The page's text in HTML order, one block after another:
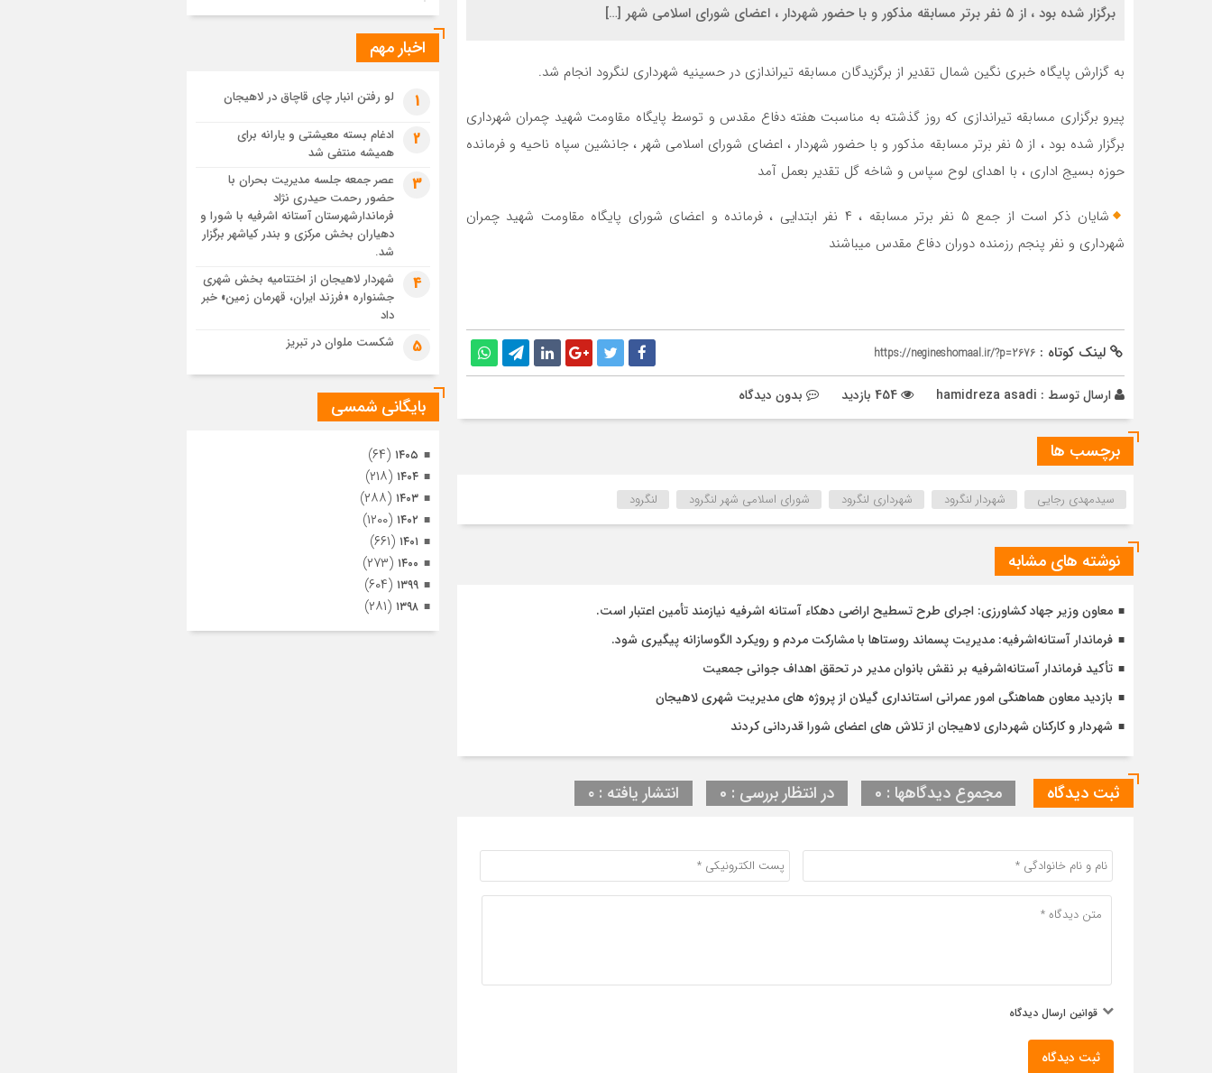
برگزار شده بود ، از ۵ نفر برتر مسابقه مذکور و با حضور شهردار ، اعضای شورای اسلامی شهر […]
به گزارش پایگاه خبری نگین شمال تقدیر از برگزیدگان مسابقه تیراندازی در حسینیه شهرداری لنگرود انجام شد.
پیرو برگزاری مسابقه تیراندازی که روز گذشته به مناسبت هفته دفاع مقدس و توسط پایگاه مقاومت شهید چمران شهرداری
برگزار شده بود ، از ۵ نفر برتر مسابقه مذکور و با حضور شهردار ، اعضای شورای اسلامی شهر ، جانشین سپاه ناحیه و فرمانده
حوزه بسیج اداری ، با اهدای لوح سپاس و شاخه گل تقدیر بعمل آمد
شایان ذکر است از جمع ۵ نفر برتر مسابقه ، ۴ نفر ابتدایی ، فرمانده و اعضای شورای پایگاه مقاومت شهید چمران
شهرداری و نفر پنجم رزمنده دوران دفاع مقدس میباشند
لینک کوتاه : https://negineshomaal.ir/?p=2676
ارسال توسط : hamidreza asadi بدون دیدگاه
برچسب ها
سیدمهدی رجایی شهردار لنگرود شهرداری لنگرود شورای اسلامی شهر لنگرود لنگرود
نوشته های مشابه
معاون وزیر جهاد کشاورزی: اجرای طرح تسطیح اراضی دهکاء آستانه اشرفیه نیازمند تأمین اعتبار است.
فرماندار آستانه‌اشرفیه: مدیریت پسماند روستاها با مشارکت مردم و رویکرد الگوسازانه پیگیری شود.
تأکید فرماندار آستانه‌اشرفیه بر نقش بانوان مدیر در تحقق اهداف جوانی جمعیت
بازدید معاون هماهنگی امور عمرانی استانداری گیلان از پروژه های مدیریت شهری لاهیجان
شهردار و کارکنان شهرداری لاهیجان از تلاش های اعضای شورا قدردانی کردند
ثبت دیدگاه مجموع دیدگاهها : 0 در انتظار بررسی : 0 انتشار یافته : ۰
قوانین ارسال دیدگاه
ثبت دیدگاه
پیکر مطهر رهبر شهید انقلاب در حرم مطهر
رضوی آرام گرفت
آخر در آستان امام رئوف
تصاویر هوایی مراسم تشییع پیکر مطهر آقای
شهید ایران – مشهد
4 هفته قبل
مراسم تشییع پیکر مطهر آقای شهید ایران –
مشهد
تصاویری از تراکم جمعیت حاضر در میدان
ثورهالعشرین نجف اشرف
اخبار مهم
1 لو رفتن انبار چای قاچاق در لاهیجان
2
ادغام بسته معیشتی و یارانه برای
همیشه منتفی شد
3
عصر جمعه جلسه مدیریت بحران با
حضور رحمت حیدری نژاد
فرماندارشهرستان آستانه اشرفیه با شورا و
دهیاران بخش مرکزی و بندر کیاشهر برگزار
شد.
4
شهردار لاهیجان از اختتامیه بخش شهری
جشنواره «فرزند ایران، قهرمان زمین» خبر
داد
5 شکست ملوان در تبریز
بایگانی شمسی
۱۴۰۵ (۶۴)
۱۴۰۴ (۲۱۸)
۱۴۰۳ (۲۸۸)
۱۴۰۲ (۱۲۰۰)
۱۴۰۱ (۶۶۱)
۱۴۰۰ (۲۷۳)
۱۳۹۹ (۶۰۴)
۱۳۹۸ (۲۸۱)